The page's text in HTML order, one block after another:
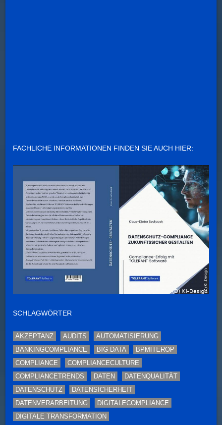
FACHLICHE INFORMATIONEN FINDEN SIE AUCH HIER:
SCHLAGWÖRTER
AKZEPTANZ AUDITS
AUTOMATISIERUNG
BANKINGCOMPLIANCE
BIG DATA
BPMITEROP
COMPLIANCE
COMPLIANCECULTURE
COMPLIANCETRENDS
DATEN
DATENQUALITÄT
DATENSCHUTZ
DATENSICHERHEIT
DATENVERARBEITUNG
DIGITALECOMPLIANCE
DIGITALE TRANSFORMATION